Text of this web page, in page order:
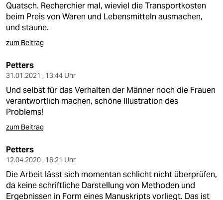
Quatsch. Recherchier mal, wieviel die Transportkosten
beim Preis von Waren und Lebensmitteln ausmachen,
und staune.
zum Beitrag
Petters
31.01.2021 , 13:44 Uhr
Und selbst für das Verhalten der Männer noch die Frauen
verantwortlich machen, schöne Illustration des
Problems!
zum Beitrag
Petters
12.04.2020 , 16:21 Uhr
Die Arbeit lässt sich momentan schlicht nicht überprüfen,
da keine schriftliche Darstellung von Methoden und
Ergebnissen in Form eines Manuskripts vorliegt. Das ist